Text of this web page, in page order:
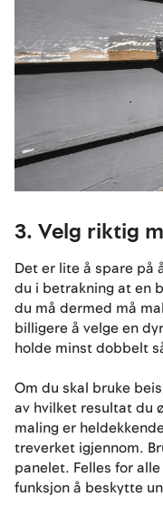
3. Velg riktig
Det er lite å spare på
du i betrakning at en
du må dermed må
billigere å velge en
holde minst dobbelt
Om du skal bruke
av hvilket resultat du
maling er
treverket igjennom.
panelet. Felles for
funksjon å beskytte